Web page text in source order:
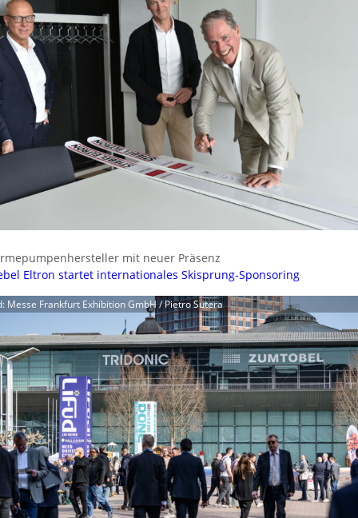
mit neuer Präsenz
Eltron startet internationales Skisprung-Sponsoring
Messe Frankfurt Exhibition GmbH / Pietro Sutera